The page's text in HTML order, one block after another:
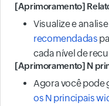
[Aprimoramento]
Visualize e analise
recomendadas
cada nível de
[Aprimoramento] N
Agora você pode
os N principais